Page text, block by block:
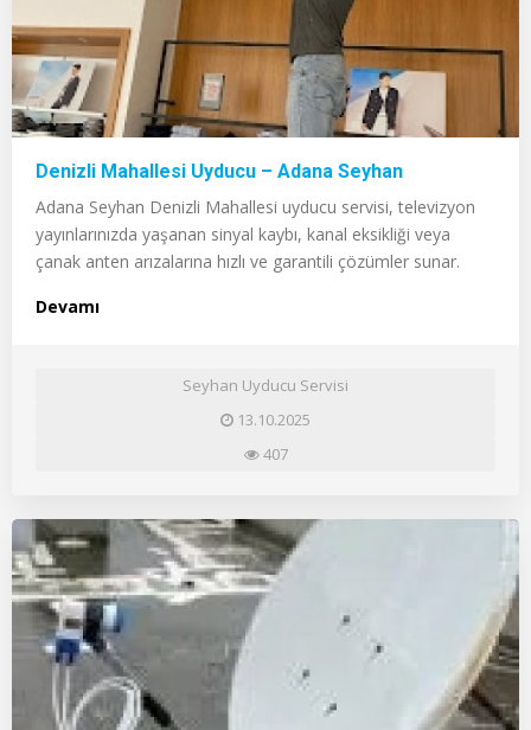
Denizli Mahallesi Uyducu – Adana Seyhan
Adana Seyhan Denizli Mahallesi uyducu servisi, televizyon
yayınlarınızda yaşanan sinyal kaybı, kanal eksikliği veya
çanak anten arızalarına hızlı ve garantili çözümler sunar.
Devamı
Seyhan Uyducu Servisi
13.10.2025
407